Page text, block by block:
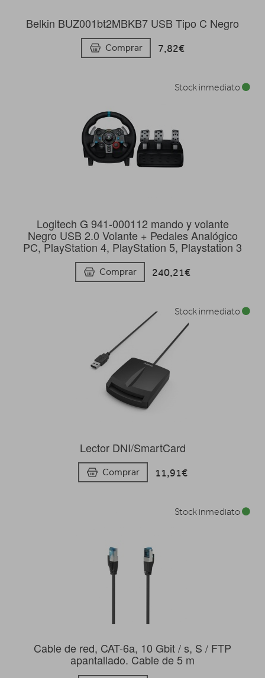
Belkin BUZ001bt2MBKB7 USB Tipo C Negro
Comprar 7,82€
Logitech G 941-000112 mando y volante
Negro USB 2.0 Volante + Pedales Analógico
PC, PlayStation 4, PlayStation 5, Playstation 3
Comprar 240,21€
Stock inmediato
Lector DNI/SmartCard
Comprar 11,91€
Stock inmediato
Cable de red, CAT-6a, 10 Gbit / s, S / FTP
apantallado. Cable de 5 m
Stock inmediato